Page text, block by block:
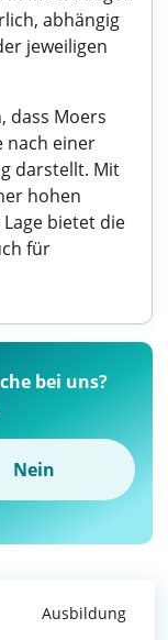
abhängig
jeweiligen
dass Moers
nach einer
darstellt. Mit
hohen
bietet die
für
bei uns?
Nein
Ausbildung